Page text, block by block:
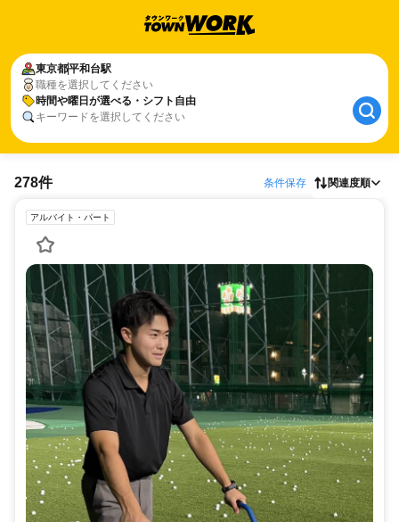
東京都平和台駅
職種を選択してください
時間や曜日が選べる・シフト自由
キーワードを選択してください
278件 条件保存 関連度順
アルバイト・パート